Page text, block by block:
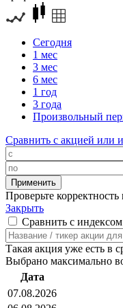
Сегодня
1 мес
3 мес
6 мес
1 год
3 года
Произвольный
Сравнить с акцией или
Проверьте корректность
Закрыть
Сравнить с
Такая акция уже есть в
Выбрано максимально
Дата
07.08.2026